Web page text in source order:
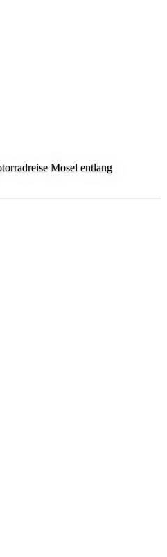
Mosel entlang